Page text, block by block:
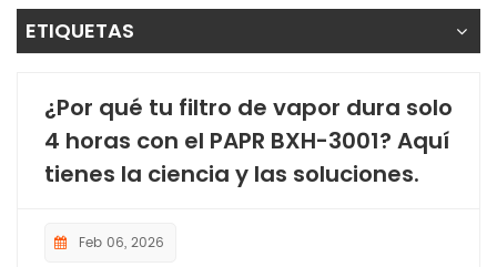
ETIQUETAS
¿Por qué tu filtro de vapor dura solo
4 horas con el PAPR BXH-3001? Aquí
tienes la ciencia y las soluciones.
Feb 06, 2026